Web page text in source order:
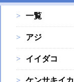
一覧
アジ
イイダコ
ケンサキイカ